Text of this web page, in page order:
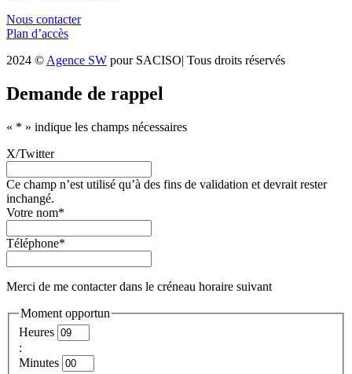
Nous contacter
Plan d’accès
2024 © Agence SW pour SACISO| Tous droits réservés
Demande de rappel
« * » indique les champs nécessaires
X/Twitter
Ce champ n’est utilisé qu’à des fins de validation et devrait rester
inchangé.
Votre nom*
Téléphone*
Merci de me contacter dans le créneau horaire suivant
Moment opportun
Heures
:
Minutes